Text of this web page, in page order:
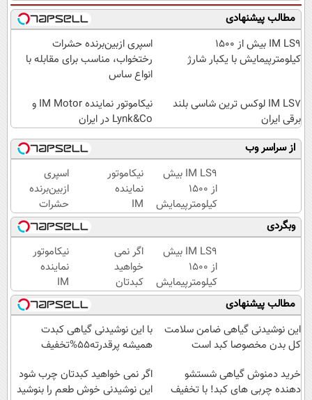
مطالب پیشنهادی
IM LS9 بیش از 1500
کیلومترپیمایش با یکبار شارژ
اسپری ازبین‌برنده حشرات
رختخواب، مناسب برای مقابله با
انواع ساس
IM LS7 لوکس ترین شاسی بلند
برقی ایران
نیکاموتور نماینده IM Motor و
Lynk&Co در ایران
از سراسر وب
IM LS9 بیش
از 1500
کیلومترپیمایش
با یکبار شارژ
نیکاموتور
نماینده
IM
Motor و
Lynk&Co
در ایران
اسپری
ازبین‌برنده
حشرات
رختخواب،
مناسب
برای
مقابله با
انواع
ساس
وبگردی
IM LS9 بیش
از 1500
کیلومترپیمایش
با یکبار شارژ
اگر نمی
خواهید
کبدتان
چرب
شود این
نوشیدنی
خوش
بنوشید
نیکاموتور
نماینده
IM
Motor و
Lynk&Co
در ایران
مطالب پیشنهادی
این نوشیدنی گیاهی ضامن سلامت
کل بدن مخصوصا کبد است
با این نوشیدنی گیاهی کبدت
همیشه پرقدرته55%تخفیف
خرید دمنوش گیاهی شستشو
دهنده چربی های کبد! با تخفیف
اگر نمی خواهید کبدتان چرب شود
این نوشیدنی خوش طعم را بنوشید